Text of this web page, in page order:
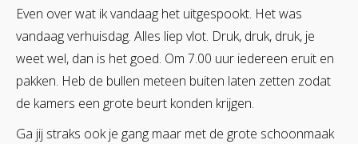
Even over wat ik vandaag het uitgespookt. Het was
vandaag verhuisdag. Alles liep vlot. Druk, druk, druk, je
weet wel, dan is het goed. Om 7.00 uur iedereen eruit en
pakken. Heb de bullen meteen buiten laten zetten zodat
de kamers een grote beurt konden krijgen.
Ga jij straks ook je gang maar met de grote schoonmaak